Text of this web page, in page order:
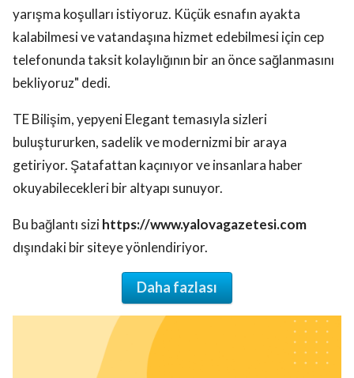
yarışma koşulları istiyoruz. Küçük esnafın ayakta
kalabilmesi ve vatandaşına hizmet edebilmesi için cep
telefonunda taksit kolaylığının bir an önce sağlanmasını
bekliyoruz" dedi.
TE Bilişim, yepyeni Elegant temasıyla sizleri
buluştururken, sadelik ve modernizmi bir araya
getiriyor. Şatafattan kaçınıyor ve insanlara haber
okuyabilecekleri bir altyapı sunuyor.
Bu bağlantı sizihttps://www.yalovagazetesi.com
dışındaki bir siteye yönlendiriyor.
Daha fazlası